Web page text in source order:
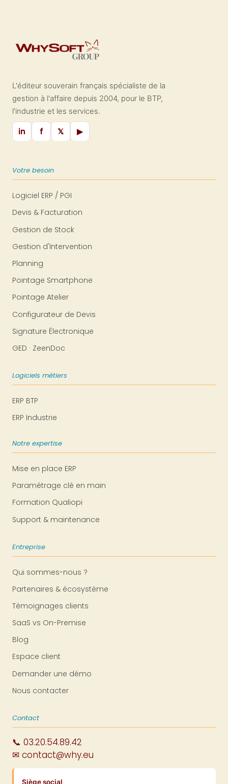
L'éditeur souverain français spécialiste de la
gestion à l'affaire depuis 2004, pour le BTP,
l'industrie et les services.
in f 𝕏 ▶
Votre besoin
Logiciel ERP / PGI
Devis & Facturation
Gestion de Stock
Gestion d'Intervention
Planning
Pointage Smartphone
Pointage Atelier
Configurateur de Devis
Signature Électronique
GED · ZeenDoc
Logiciels métiers
ERP BTP
ERP Industrie
Notre expertise
Mise en place ERP
Paramétrage clé en main
Formation Qualiopi
Support & maintenance
Entreprise
Qui sommes-nous ?
Partenaires & écosystème
Témoignages clients
SaaS vs On-Premise
Blog
Espace client
Demander une démo
Nous contacter
Contact
📞 03.20.54.89.42
✉ contact@why.eu
Siège social